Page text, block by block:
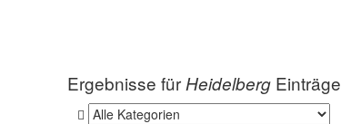
Ergebnisse für HeidelbergEinträge